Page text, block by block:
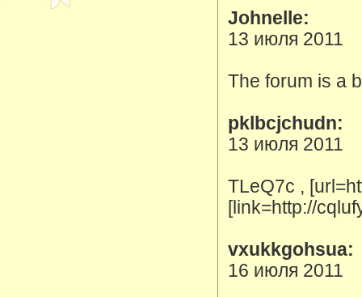
Johnelle:
13 июля 2011
The forum is a
pklbcjchudn:
13 июля 2011
TLeQ7c ,
[link=http://
vxukkgohsua:
16 июля 2011